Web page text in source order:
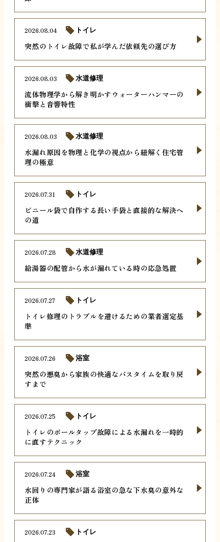
突然のトイレ故障で私が学んだ依頼先の選び方
2026.08.04 トイレ
流体物理学から解き明かすウォーターハンマーの
衝撃と音響特性
2026.08.03 水道修理
水漏れ原因を物理と化学の視点から紐解く住宅管
理の極意
2026.08.03 水道修理
ビニール袋で自作する長い手袋と直接的な解決へ
の道
2026.07.31 トイレ
給湯器の配管から水が漏れている時の応急処置
2026.07.28 水道修理
トイレ修理のトラブルを避けるための業者選定基
準
2026.07.27 トイレ
突然の悪臭から家族の快適なバスタイムを取り戻
すまで
2026.07.26 浴室
トイレのボールタップ故障による水漏れを一時的
に直すテクニック
2026.07.25 トイレ
水回りの専門家が語る浴室の急な下水臭の意外な
正体
2026.07.24 浴室
2026.07.23 トイレ